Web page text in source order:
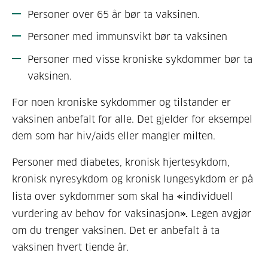
Personer over 65 år bør ta vaksinen.
Personer med immunsvikt bør ta vaksinen
Personer med visse kroniske sykdommer bør ta
vaksinen.
For noen kroniske sykdommer og tilstander er
vaksinen anbefalt for alle. Det gjelder for eksempel
dem som har hiv/aids eller mangler milten.
Personer med diabetes, kronisk hjertesykdom,
kronisk nyresykdom og kronisk lungesykdom er på
lista over sykdommer som skal ha «individuell
vurdering av behov for vaksinasjon». Legen avgjør
om du trenger vaksinen. Det er anbefalt å ta
vaksinen hvert tiende år.